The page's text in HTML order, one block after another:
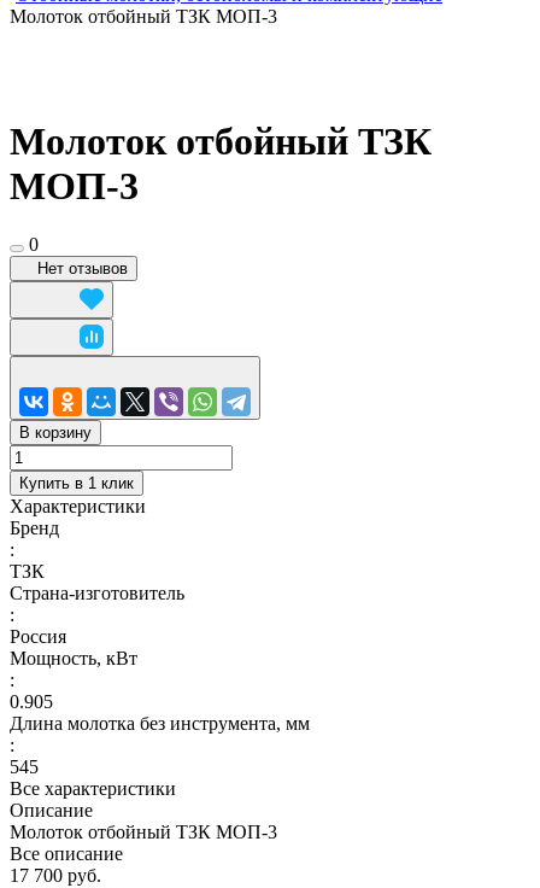
Молоток отбойный ТЗК МОП-3
Молоток отбойный ТЗК
МОП-3
0
Нет отзывов
В корзину
Купить в 1 клик
Характеристики
Бренд
:
ТЗК
Страна-изготовитель
:
Россия
Мощность, кВт
:
0.905
Длина молотка без инструмента, мм
:
545
Все характеристики
Описание
Молоток отбойный ТЗК МОП-3
Все описание
17 700 руб.